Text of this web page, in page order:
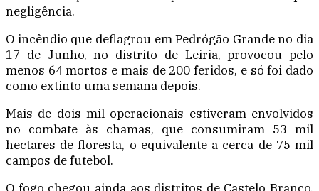
negligência.
O incêndio que deflagrou em Pedrógão Grande no dia
17 de Junho, no distrito de Leiria, provocou pelo
menos 64 mortos e mais de 200 feridos, e só foi dado
como extinto uma semana depois.
Mais de dois mil operacionais estiveram envolvidos
no combate às chamas, que consumiram 53 mil
hectares de floresta, o equivalente a cerca de 75 mil
campos de futebol.